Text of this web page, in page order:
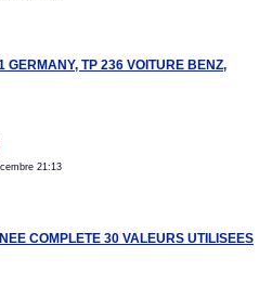
TP 236 VOITURE BENZ,
21:13
COMPLETE 30 VALEURS UTILISEES